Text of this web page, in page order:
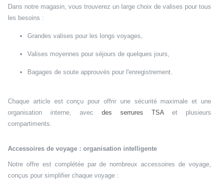
Dans notre magasin, vous trouverez un large choix de valises pour tous
les besoins :
Grandes valises pour les longs voyages,
Valises moyennes pour séjours de quelques jours,
Bagages de soute approuvés pour l'enregistrement.
Chaque article est conçu pour offrir une sécurité maximale et une
organisation interne, avec des serrures TSA et plusieurs
compartiments.
Accessoires de voyage : organisation intelligente
Notre offre est complétée par de nombreux accessoires de voyage,
conçus pour simplifier chaque voyage :